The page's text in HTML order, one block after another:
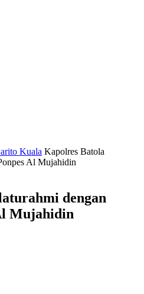
Kuala Kapolres Batola
Al Mujahidin
dengan
Mujahidin